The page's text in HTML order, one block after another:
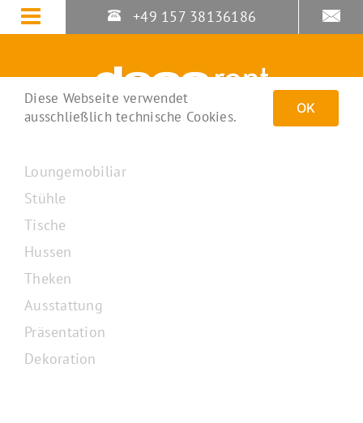
Zum
Inhalt
+49 157 38136186
Loungemobiliar
Stühle
Tische
Hussen
Theken
Ausstattung
Präsentation
Dekoration
Diese Webseite verwendet
ausschließlich technische Cookies.
OK